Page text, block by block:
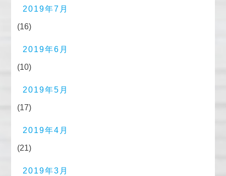
2019年7月
(16)
2019年6月
(10)
2019年5月
(17)
2019年4月
(21)
2019年3月